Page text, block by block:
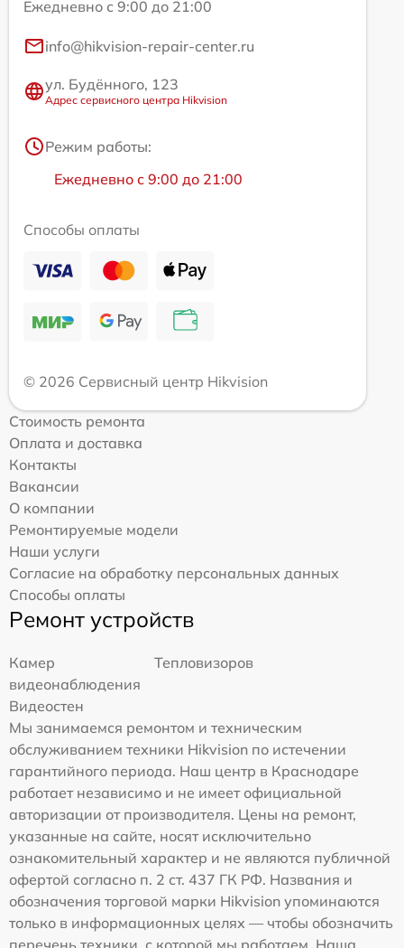
Ежедневно с 9:00 до 21:00
info@hikvision-repair-center.ru
ул. Будённого, 123
Адрес сервисного центра Hikvision
Режим работы:
Ежедневно с 9:00 до 21:00
Способы оплаты
© 2026 Сервисный центр Hikvision
Стоимость ремонта
Оплата и доставка
Контакты
Вакансии
О компании
Ремонтируемые модели
Наши услуги
Согласие на обработку персональных данных
Способы оплаты
Ремонт устройств
Камер
видеонаблюдения
Тепловизоров
Видеостен
Мы занимаемся ремонтом и техническим
обслуживанием техники Hikvision по истечении
гарантийного периода. Наш центр в Краснодаре
работает независимо и не имеет официальной
авторизации от производителя. Цены на ремонт,
указанные на сайте, носят исключительно
ознакомительный характер и не являются публичной
офертой согласно п. 2 ст. 437 ГК РФ. Названия и
обозначения торговой марки Hikvision упоминаются
только в информационных целях — чтобы обозначить